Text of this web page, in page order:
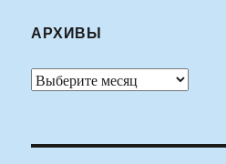
АРХИВЫ
Архивы